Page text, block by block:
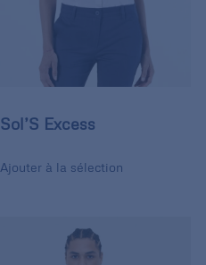
Sol’S Excess
Ajouter à la sélection